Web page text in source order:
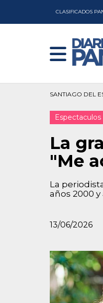
CLASIFICADOS
SANTIAGO DEL
Espectaculos
La
"Me
La
años 2000
13/06/2026